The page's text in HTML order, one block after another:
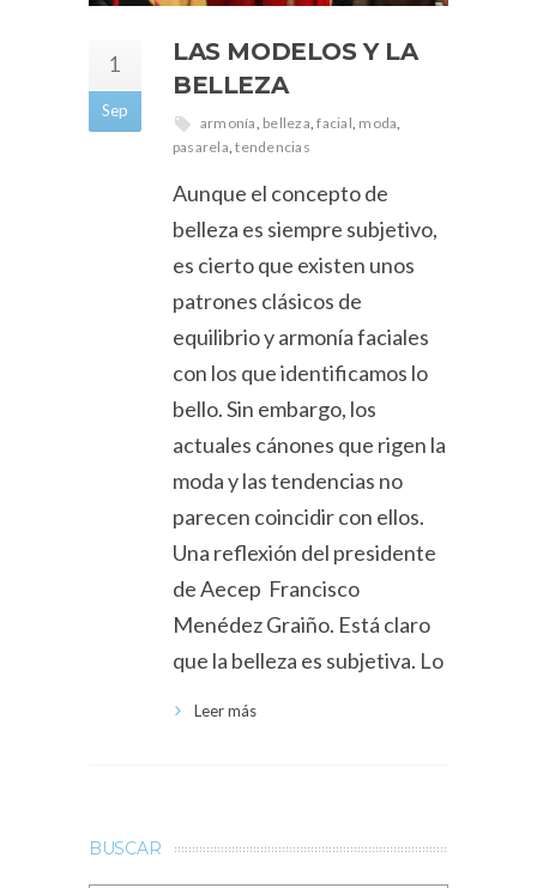
1
Sep
LAS MODELOS Y LA
BELLEZA
armonía, belleza,facial, moda,
pasarela,tendencias
Aunque el concepto de
belleza es siempre subjetivo,
es cierto que existen unos
patrones clásicos de
equilibrio y armonía faciales
con los que identificamos lo
bello. Sin embargo, los
actuales cánones que rigen la
moda y las tendencias no
parecen coincidir con ellos.
Una reflexión del presidente
de Aecep Francisco
Menédez Graiño. Está claro
que la belleza es subjetiva. Lo
Leer más
BUSCAR